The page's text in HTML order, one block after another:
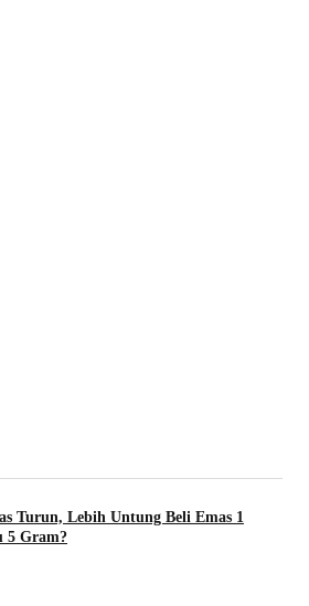
Turun, Lebih Untung Beli Emas 1
5 Gram?